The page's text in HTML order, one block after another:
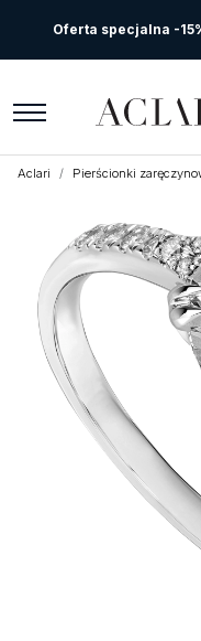
Oferta specjalna -
Aclari Pierścionki